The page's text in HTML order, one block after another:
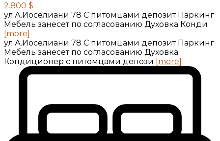
2.800 $
ул.А.Иоселиани 78 С питомцами депозит Паркинг
Мебель занесет по согласованию Духовка Конди
[more]
ул.А.Иоселиани 78 С питомцами депозит Паркинг
Мебель занесет по согласованию Духовка
Кондиционер с питомцами депози [more]